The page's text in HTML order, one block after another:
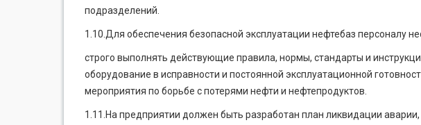
подразделений.
1.10.Для обеспечения безопасной эксплуатации нефтебаз персоналу
строго выполнять действующие правила, нормы, стандарты и
оборудование в исправности и пос­тоянной эксплуатационной
мероприятия по борьбе с потерями нефти и нефтепродуктов.
1.11.На предприятии должен быть разработан план ликвидации